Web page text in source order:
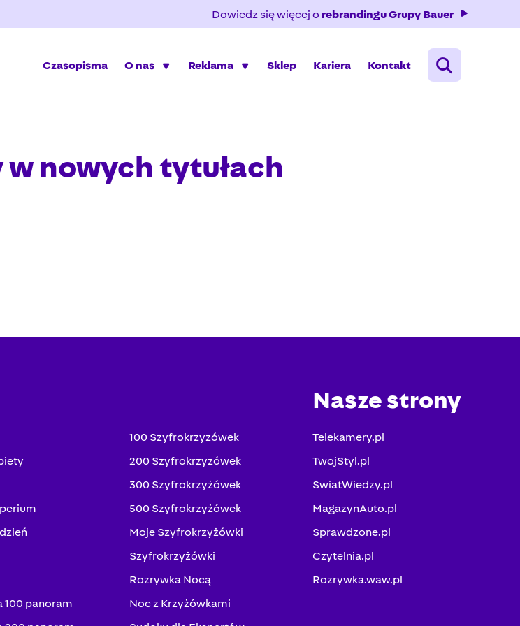
Dowiedz się więcej o rebrandingu Grupy Bauer
Czasopisma O nas Reklama Sklep Kariera Kontakt
nowych tytułach
100 panoram
100 Szyfrokrzyzówek
200 Szyfrokrzyzówek
300 Szyfrokrzyżówek
500 Szyfrokrzyżówek
Moje Szyfrokrzyżówki
Szyfrokrzyżówki
Rozrywka Nocą
Noc z Krzyżówkami
Nasze strony
Telekamery.pl
TwojStyl.pl
SwiatWiedzy.pl
MagazynAuto.pl
Sprawdzone.pl
Czytelnia.pl
Rozrywka.waw.pl